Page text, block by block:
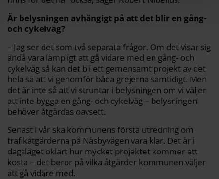
Är belysningen avhängigt på att det blir en gång-
och cykelväg?
– Jag ser det som två separata frågor. Om det visar sig
ändå vara lämpligt att gå vidare med en gång- och
cykelväg så kan det bli ett gemensamt projekt av det
hela så att vi genomför båda grejerna samtidigt. Men
det är inte så att vi struntar i belysningen om vi väljer
att inte bygga en gång- och cykelväg – belysningen
behöver åtgärdas oavsett.
Senast i vår ska kommunens första utredning om
trafikåtgärderna på Näsbyvägen vara klar. Det är i
dagsläget oklart hur mycket projektet kommer att
kosta – det beror på vilka åtgärder kommunen väljer
att gå vidare med.